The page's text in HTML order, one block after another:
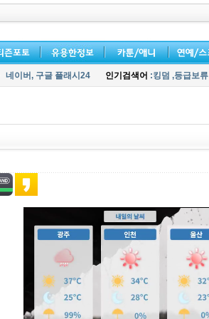
네이버, 구글 플래시24 인기검색어 :킹덤 ,등급보류